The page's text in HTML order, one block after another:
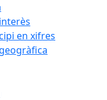
en xifres